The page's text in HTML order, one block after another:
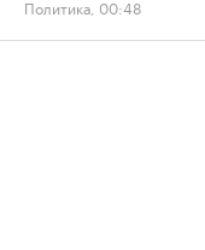
Политика, 00:48